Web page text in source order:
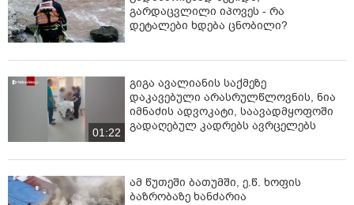
გარდაცვლილი იპოვეს - რა
დეტალები ხდება ცნობილი?
01:22
გიგა ავალიანის საქმეზე
დაკავებული არასრულწლოვნის, ნია
იმნაძის ადვოკატი, საავადმყოფოში
გადაღებულ კადრებს ავრცელებს
ამ წუთეში ბათუმში, ე.წ. ხოფის
ბაზრობაზე ხანძარია